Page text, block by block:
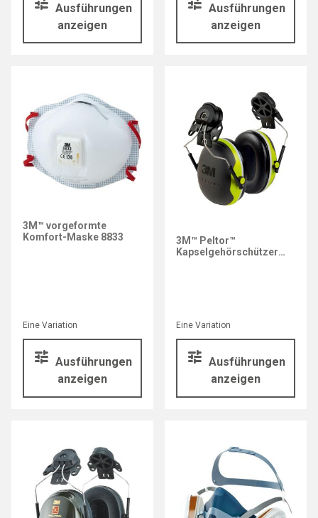
Ausführungen
anzeigen
Ausführungen
anzeigen
Eine Variation
Ausführungen
anzeigen
3M™ vorgeformte
Komfort-Maske 8833
Eine Variation
Ausführungen
anzeigen
3M™ Peltor™
Kapselgehörschützer